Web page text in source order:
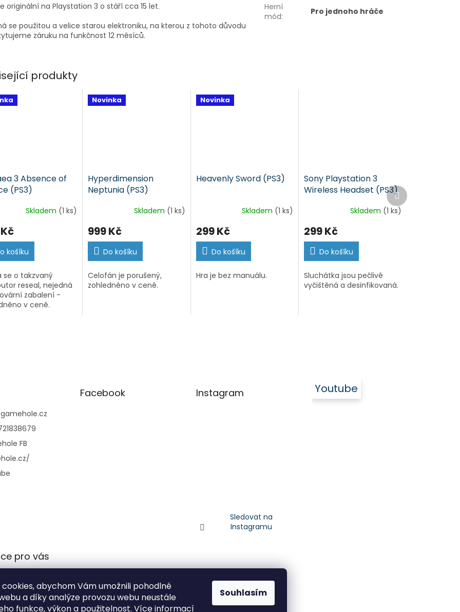
abychom Vám umožnili pohodlné
a díky analýze provozu webu neustále
funkce, výkon a použitelnost. Více informací
Souhlasím
originální na Playstation 3 o stáří cca 15 let.
se použitou a velice starou elektroniku, na kterou z tohoto důvodu
záruku na funkčnost 12 měsíců.
Herní
mód: Pro jednoho hráče
produkty
3 Absence of
(PS3)
Skladem (1 ks)
košíku
se o takzvaný
reseal, nejedná
zabalení -
v ceně.
Novinka
Hyperdimension
Neptunia (PS3)
Skladem (1 ks)
999 Kč
Do košíku
Celofán je porušený,
zohledněno v ceně.
Novinka
Heavenly Sword (PS3)
Skladem (1 ks)
299 Kč
Do košíku
Hra je bez manuálu.
Sony Playstation 3
Wireless Headset (PS3)
Skladem (1 ks)
299 Kč
Do košíku
Sluchátka jsou pečlivě
vyčištěná a desinfikovaná.
Další
produkt
gamehole.cz
FB
Facebook Instagram
Sledovat na
Instagramu
Youtube
pro vás